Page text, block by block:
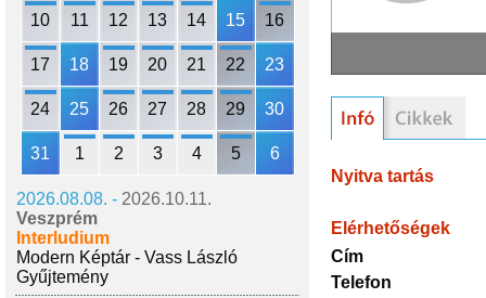
10 11 12 13 14 15 16
17 18 19 20 21 22 23
24 25 26 27 28 29 30
31 1 2 3 4 5 6
2026.08.08. - 2026.10.11.
Veszprém
Interludium
Modern Képtár - Vass László
Gyűjtemény
Nyitva tartás
Elérhetőségek
Cím
Telefon